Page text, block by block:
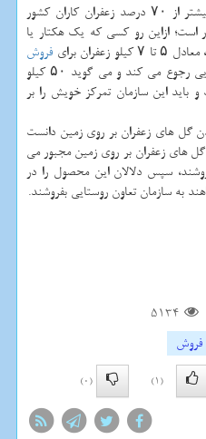
عضو شورای ملی زعفران اضافه كرد: بیشتر از ۷۰ درصد زعفران كاران كشور
ازاین رو كسی كه یك هكتار یا
برای
فروش
دارد. فردی كه به سازمان تعاون روستایی رجوع می كند و می گوید ۵۰ كیلو
باید این سازمان تمركز خویش را بر
گل های زعفران بر روی زمین دانست
های زعفران بر روی زمین مجبور می
سپس دلالان این محصول را در
به سازمان تعاون روستایی بفروشند.
5134
فروش
(1)
(0)